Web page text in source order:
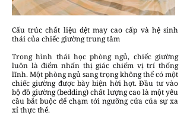
Cấu trúc chất liệu dệt may cao cấp và hệ sinh
thái của chiếc giường trung tâm
Trong hình thái học phòng ngủ, chiếc giường
luôn là điểm nhấn thị giác chiếm vị trí thống
lĩnh. Một phòng ngủ sang trọng không thể có một
chiếc giường được bày biện hời hợt. Đầu tư vào
bộ đồ giường (bedding) chất lượng cao là một yêu
cầu bắt buộc để chạm tới ngưỡng cửa của sự xa
xỉ thực thể.